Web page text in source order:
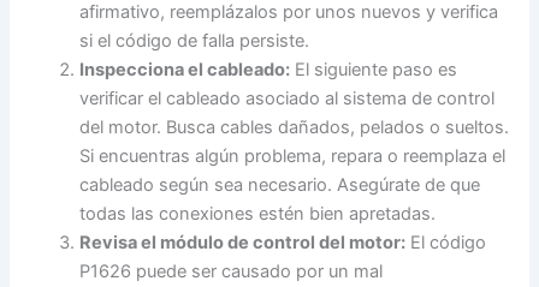
afirmativo, reemplázalos por unos nuevos y verifica
si el código de falla persiste.
Inspecciona el cableado: El siguiente paso es
verificar el cableado asociado al sistema de control
del motor. Busca cables dañados, pelados o sueltos.
Si encuentras algún problema, repara o reemplaza el
cableado según sea necesario. Asegúrate de que
todas las conexiones estén bien apretadas.
Revisa el módulo de control del motor: El código
P1626 puede ser causado por un mal